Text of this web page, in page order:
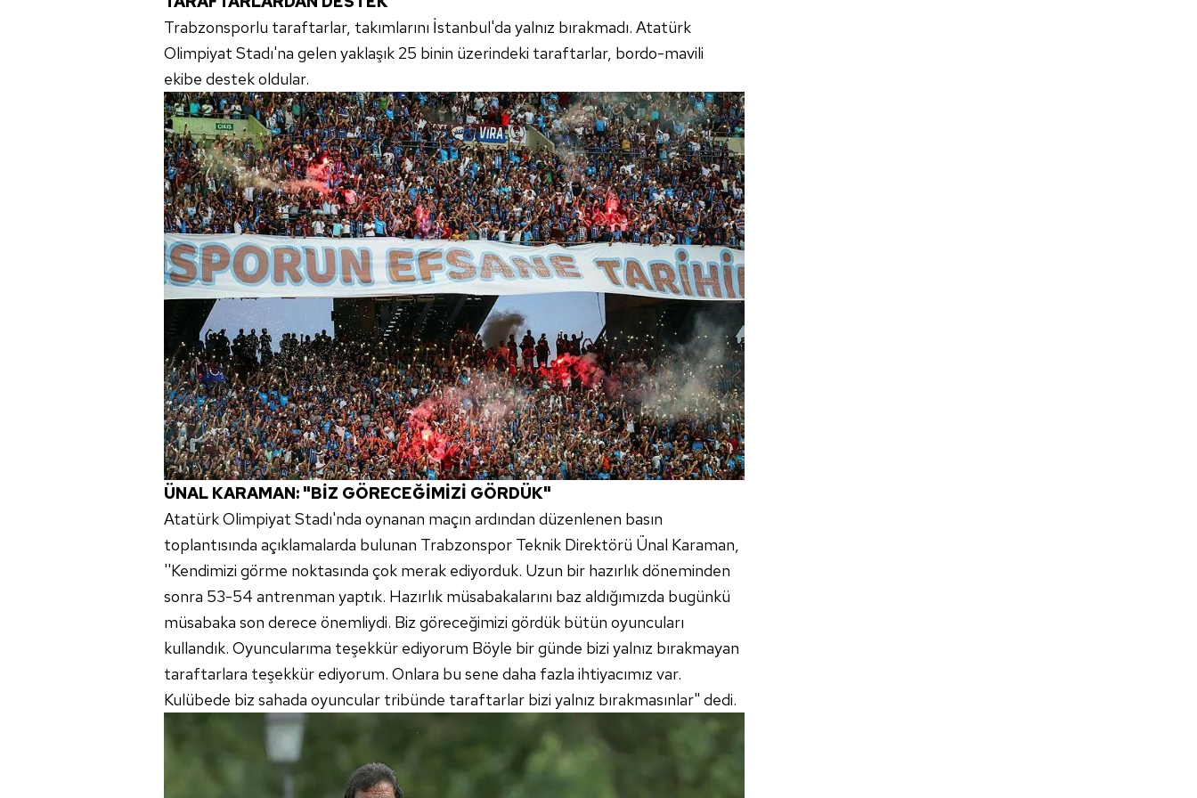
mevzuata uygun olarak kullanılan çerezlerle ilgili bilgi almak için lütfen
Trabzonsporlu taraftarlar, takımlarını İstanbul'da yalnız bırakmadı. Atatürk
Olimpiyat Stadı'na gelen yaklaşık 25 binin üzerindeki taraftarlar, bordo-mavili
ekibe destek oldular.
ÜNAL KARAMAN: "BİZ GÖRECEĞİMİZİ GÖRDÜK"
Atatürk Olimpiyat Stadı'nda oynanan maçın ardından düzenlenen basın
toplantısında açıklamalarda bulunan Trabzonspor Teknik Direktörü Ünal Karaman,
''Kendimizi görme noktasında çok merak ediyorduk. Uzun bir hazırlık döneminden
sonra 53-54 antrenman yaptık. Hazırlık müsabakalarını baz aldığımızda bugünkü
müsabaka son derece önemliydi. Biz göreceğimizi gördük bütün oyuncuları
kullandık. Oyuncularıma teşekkür ediyorum Böyle bir günde bizi yalnız bırakmayan
taraftarlara teşekkür ediyorum. Onlara bu sene daha fazla ihtiyacımız var.
Kulübede biz sahada oyuncular tribünde taraftarlar bizi yalnız bırakmasınlar" dedi.